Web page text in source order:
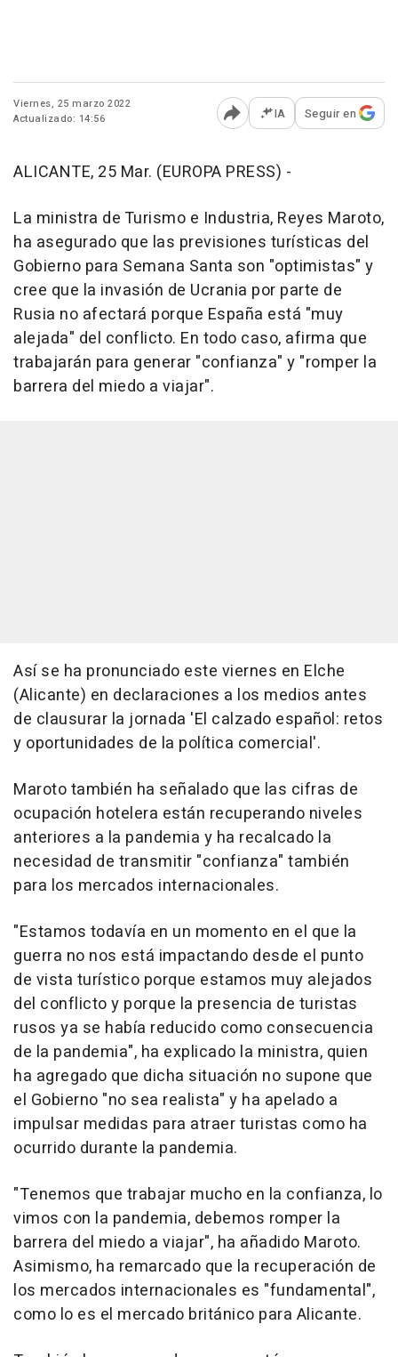
Viernes, 25 marzo 2022
Actualizado: 14:56
Abrir opciones para
IA Seguir en
ALICANTE, 25 Mar. (EUROPA PRESS) -
La ministra de Turismo e Industria, Reyes Maroto,
ha asegurado que las previsiones turísticas del
Gobierno para Semana Santa son "optimistas" y
cree que la invasión de Ucrania por parte de
Rusia no afectará porque España está "muy
alejada" del conflicto. En todo caso, afirma que
trabajarán para generar "confianza" y "romper la
barrera del miedo a viajar".
Así se ha pronunciado este viernes en Elche
(Alicante) en declaraciones a los medios antes
de clausurar la jornada 'El calzado español: retos
y oportunidades de la política comercial'.
Maroto también ha señalado que las cifras de
ocupación hotelera están recuperando niveles
anteriores a la pandemia y ha recalcado la
necesidad de transmitir "confianza" también
para los mercados internacionales.
"Estamos todavía en un momento en el que la
guerra no nos está impactando desde el punto
de vista turístico porque estamos muy alejados
del conflicto y porque la presencia de turistas
rusos ya se había reducido como consecuencia
de la pandemia", ha explicado la ministra, quien
ha agregado que dicha situación no supone que
el Gobierno "no sea realista" y ha apelado a
impulsar medidas para atraer turistas como ha
ocurrido durante la pandemia.
"Tenemos que trabajar mucho en la confianza, lo
vimos con la pandemia, debemos romper la
barrera del miedo a viajar", ha añadido Maroto.
Asimismo, ha remarcado que la recuperación de
los mercados internacionales es "fundamental",
como lo es el mercado británico para Alicante.